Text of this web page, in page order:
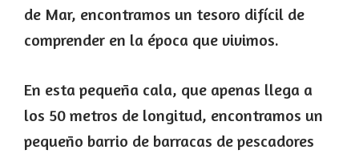
de Mar, encontramos un tesoro difícil de
comprender en la época que vivimos.
En esta pequeña cala, que apenas llega a
los 50 metros de longitud, encontramos un
pequeño barrio de barracas de pescadores